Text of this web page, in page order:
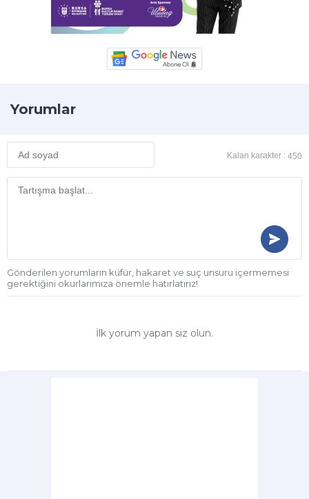
Yorumlar
Kalan karakter : 450
Gönderilen yorumların küfür, hakaret ve suç unsuru içermemesi
gerektiğini okurlarımıza önemle hatırlatırız!
İlk yorum yapan siz olun.